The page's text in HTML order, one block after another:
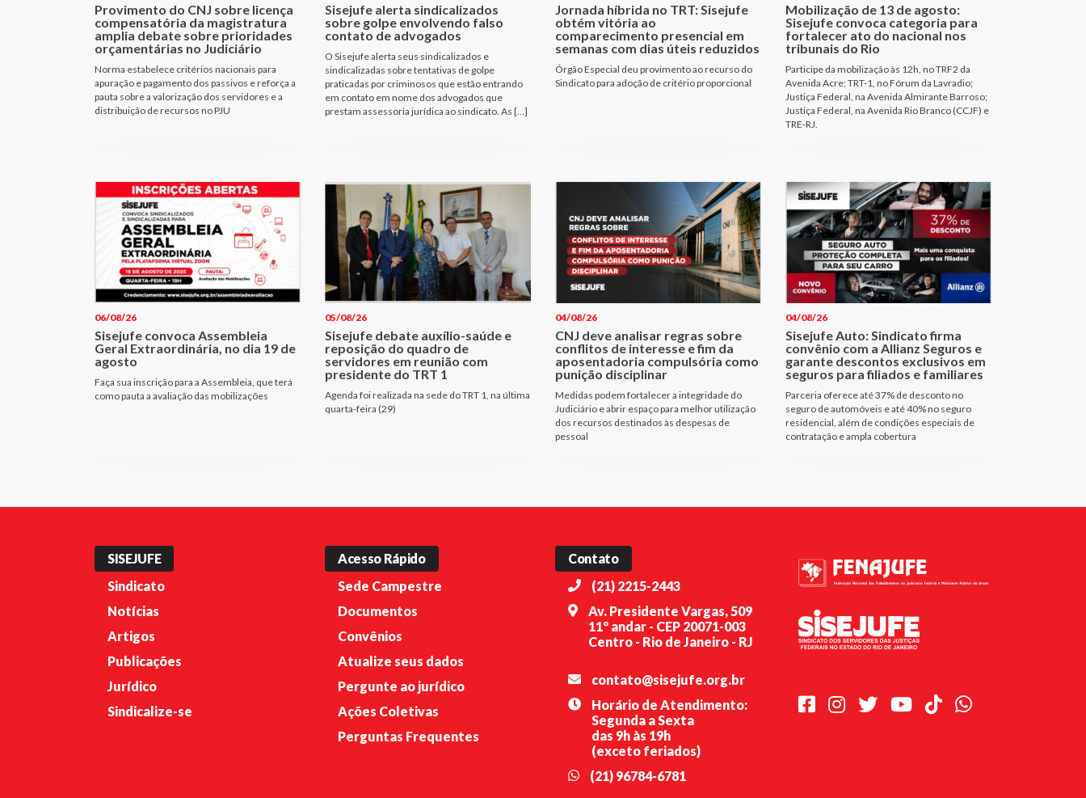
Provimento do CNJ sobre licença
compensatória da magistratura
amplia debate sobre prioridades
orçamentárias no Judiciário
Norma estabelece critérios nacionais para
apuração e pagamento dos passivos e reforça a
pauta sobre a valorização dos servidores e a
distribuição de recursos no PJU
Sisejufe alerta sindicalizados
sobre golpe envolvendo falso
contato de advogados
O Sisejufe alerta seus sindicalizados e
sindicalizadas sobre tentativas de golpe
praticadas por criminosos que estão entrando
em contato em nome dos advogados que
prestam assessoria jurídica ao sindicato. As […]
Jornada híbrida no TRT: Sisejufe
obtém vitória ao
comparecimento presencial em
semanas com dias úteis reduzidos
Órgão Especial deu provimento ao recurso do
Sindicato para adoção de critério proporcional
Mobilização de 13 de agosto:
Sisejufe convoca categoria para
fortalecer ato do nacional nos
tribunais do Rio
Participe da mobilização às 12h, no TRF2 da
Avenida Acre; TRT-1, no Fórum da Lavradio;
Justiça Federal, na Avenida Almirante Barroso;
Justiça Federal, na Avenida Rio Branco (CCJF) e
TRE-RJ.
06/08/26
Sisejufe convoca Assembleia
Geral Extraordinária, no dia 19 de
agosto
Faça sua inscrição para a Assembleia, que terá
como pauta a avaliação das mobilizações
05/08/26
Sisejufe debate auxílio-saúde e
reposição do quadro de
servidores em reunião com
presidente do TRT 1
Agenda foi realizada na sede do TRT 1, na última
quarta-feira (29)
04/08/26
CNJ deve analisar regras sobre
conflitos de interesse e fim da
aposentadoria compulsória como
punição disciplinar
Medidas podem fortalecer a integridade do
Judiciário e abrir espaço para melhor utilização
dos recursos destinados às despesas de
pessoal
04/08/26
Sisejufe Auto: Sindicato firma
convênio com a Allianz Seguros e
garante descontos exclusivos em
seguros para filiados e familiares
Parceria oferece até 37% de desconto no
seguro de automóveis e até 40% no seguro
residencial, além de condições especiais de
contratação e ampla cobertura
SISEJUFE
Sindicato
Notícias
Artigos
Publicações
Jurídico
Sindicalize-se
Acesso Rápido
Sede Campestre
Documentos
Convênios
Atualize seus dados
Pergunte ao jurídico
Ações Coletivas
Perguntas Frequentes
Contato
(21) 2215-2443
Av. Presidente Vargas, 509
11º andar - CEP 20071-003
Centro - Rio de Janeiro - RJ
contato@sisejufe.org.br
Horário de Atendimento:
Segunda a Sexta
das 9h às 19h
(exceto feriados)
(21) 96784-6781
FacebookInstagram
TwitterYoutubeTikTokWhatsapp